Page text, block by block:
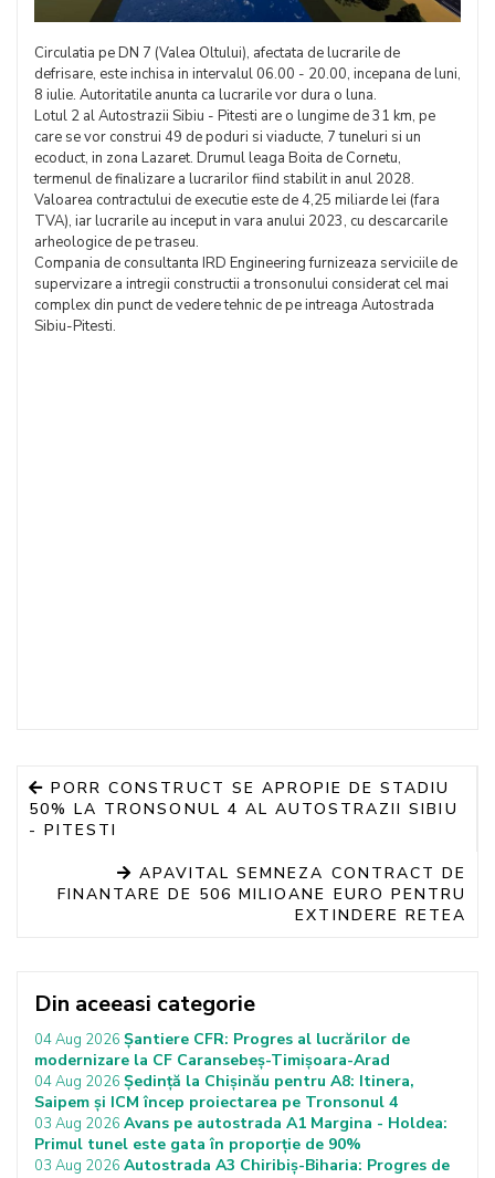
Circulatia pe DN 7 (Valea Oltului), afectata de lucrarile de
defrisare, este inchisa in intervalul 06.00 - 20.00, incepana de luni,
8 iulie. Autoritatile anunta ca lucrarile vor dura o luna.
Lotul 2 al Autostrazii Sibiu - Pitesti are o lungime de 31 km, pe
care se vor construi 49 de poduri si viaducte, 7 tuneluri si un
ecoduct, in zona Lazaret. Drumul leaga Boita de Cornetu,
termenul de finalizare a lucrarilor fiind stabilit in anul 2028.
Valoarea contractului de executie este de 4,25 miliarde lei (fara
TVA), iar lucrarile au inceput in vara anului 2023, cu descarcarile
arheologice de pe traseu.
Compania de consultanta IRD Engineering furnizeaza serviciile de
supervizare a intregii constructii a tronsonului considerat cel mai
complex din punct de vedere tehnic de pe intreaga Autostrada
Sibiu-Pitesti.
PORR CONSTRUCT SE APROPIE DE STADIU
50% LA TRONSONUL 4 AL AUTOSTRAZII SIBIU
- PITESTI
APAVITAL SEMNEZA CONTRACT DE
FINANTARE DE 506 MILIOANE EURO PENTRU
EXTINDERE RETEA
Din aceeasi categorie
04 Aug 2026 Șantiere CFR: Progres al lucrărilor de
modernizare la CF Caransebeș-Timișoara-Arad
04 Aug 2026 Ședință la Chișinău pentru A8: Itinera,
Saipem și ICM încep proiectarea pe Tronsonul 4
03 Aug 2026 Avans pe autostrada A1 Margina - Holdea:
Primul tunel este gata în proporție de 90%
03 Aug 2026 Autostrada A3 Chiribiș-Biharia: Progres de